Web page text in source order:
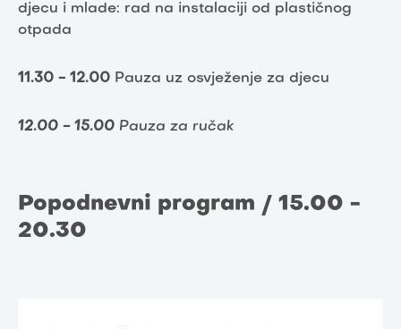
djecu i mlade: rad na instalaciji od plastičnog
otpada
11.30 - 12.00 Pauza uz osvježenje za djecu
12.00 - 15.00 Pauza za ručak
Popodnevni program / 15.00 -
20.30